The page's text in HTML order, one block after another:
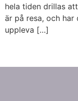
hela tiden drillas
är på resa, och
uppleva […]